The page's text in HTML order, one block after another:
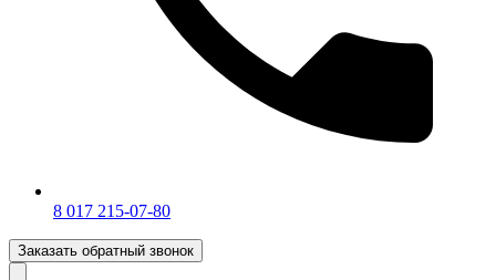
‎8 017 215-07-80
Заказать обратный звонок